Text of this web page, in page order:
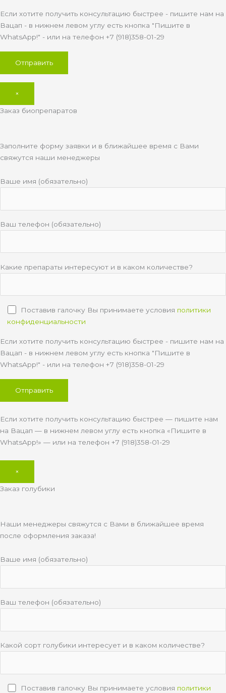
Если хотите получить консультацию быстрее - пишите нам на
Вацап - в нижнем левом углу есть кнопка "Пишите в
WhatsApp!" - или на телефон +7 (918)358-01-29
×
Заказ биопрепаратов
Заполните форму заявки и в ближайшее время с Вами
свяжутся наши менеджеры
Ваше имя (обязательно)
Ваш телефон (обязательно)
Какие препараты интересуют и в каком количестве?
Поставив галочку Вы принимаете условия политики
конфиденциальности
Если хотите получить консультацию быстрее - пишите нам на
Вацап - в нижнем левом углу есть кнопка "Пишите в
WhatsApp!" - или на телефон +7 (918)358-01-29
Если хотите получить консультацию быстрее — пишите нам
на Вацап — в нижнем левом углу есть кнопка «Пишите в
WhatsApp!» — или на телефон +7 (918)358-01-29
×
Заказ голубики
Наши менеджеры свяжутся с Вами в ближайшее время
после оформления заказа!
Ваше имя (обязательно)
Ваш телефон (обязательно)
Какой сорт голубики интересует и в каком количестве?
Поставив галочку Вы принимаете условия политики